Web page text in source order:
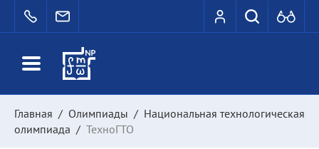
Главная / Олимпиады / Национальная технологическая
олимпиада / ТехноГТО